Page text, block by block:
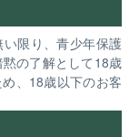
限り、青少年保護
の了解として18歳
、18歳以下のお客